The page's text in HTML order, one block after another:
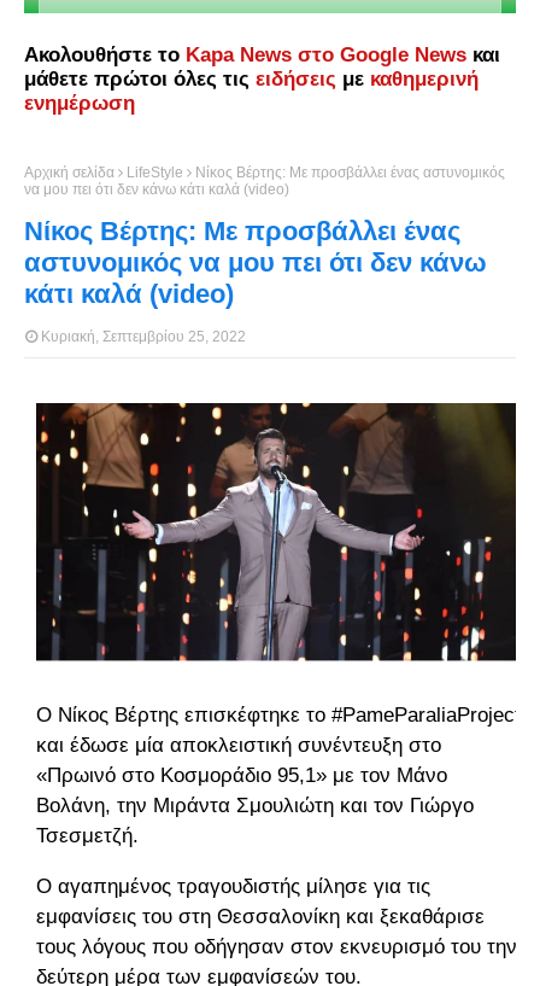
Ακολουθήστε το Kapa News στο Google News και
μάθετε πρώτοι όλες τις ειδήσεις με καθημερινή
ενημέρωση
Αρχική σελίδα LifeStyle
Νίκος Βέρτης: Με προσβάλλει ένας αστυνομικός
να μου πει ότι δεν κάνω κάτι καλά (video)
Νίκος Βέρτης: Με προσβάλλει ένας
αστυνομικός να μου πει ότι δεν κάνω
κάτι καλά (video)
Κυριακή, Σεπτεμβρίου 25, 2022
Ο Νίκος Βέρτης επισκέφτηκε το #PameParaliaProject
και έδωσε μία αποκλειστική συνέντευξη στο
«Πρωινό στο Κοσμοράδιο 95,1» με τον Μάνο
Βολάνη, την Μιράντα Σμουλιώτη και τον Γιώργο
Τσεσμετζή.
Ο αγαπημένος τραγουδιστής μίλησε για τις
εμφανίσεις του στη Θεσσαλονίκη και ξεκαθάρισε
τους λόγους που οδήγησαν στον εκνευρισμό του την
δεύτερη μέρα των εμφανίσεών του.